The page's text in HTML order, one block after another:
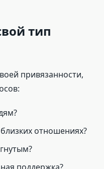
тип
привязанности,
отношениях?